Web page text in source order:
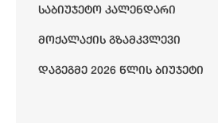
Საბიუჯეტო Კალენდარი
Მოქალაქის Გზამკვლევი
Დაგეგმე 2026 Წლის Ბიუჯეტი